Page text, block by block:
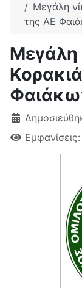
Μεγάλη
της ΑΕ
Μεγάλη